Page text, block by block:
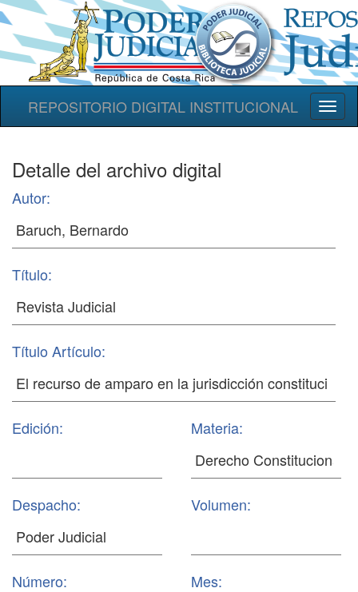
REPOSITORIO DIGITAL INSTITUCIONAL
Detalle del archivo digital
Autor:
Título:
Título Artículo:
Edición: Materia:
Despacho: Volumen:
Número: Mes: